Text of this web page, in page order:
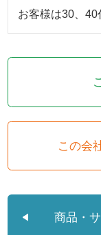
お客様は30、
この会
商品・